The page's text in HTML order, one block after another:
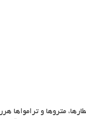
متروها و ترامواها